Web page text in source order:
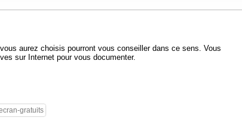
aurez choisis pourront vous conseiller dans ce sens. Vous
sur Internet pour vous documenter.
gratuits